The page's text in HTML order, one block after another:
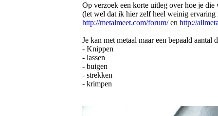
Op verzoek een korte uitleg over hoe je
(let wel dat ik hier zelf heel weinig ervaring
http://metalmeet.com/forum/en http://
Je kan met metaal maar een bepaald
- Knippen
- lassen
- buigen
- strekken
- krimpen